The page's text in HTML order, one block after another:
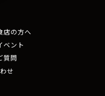
店の方へ
ベント
質問
せ